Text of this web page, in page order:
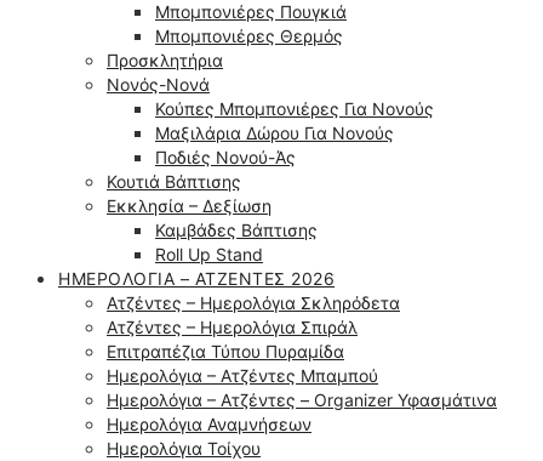
Μπομπονιέρες Πουγκιά
Μπομπονιέρες Θερμός
Προσκλητήρια
Νονός-Νονά
Κούπες Μπομπονιέρες Για Νονούς
Μαξιλάρια Δώρου Για Νονούς
Ποδιές Νονού-Άς
Κουτιά Βάπτισης
Εκκλησία – Δεξίωση
Καμβάδες Βάπτισης
Roll Up Stand
ΗΜΕΡΟΛΌΓΙΑ – ΑΤΖΈΝΤΕΣ 2026
Ατζέντες – Ημερολόγια Σκληρόδετα
Ατζέντες – Ημερολόγια Σπιράλ
Επιτραπέζια Τύπου Πυραμίδα
Ημερολόγια – Ατζέντες Μπαμπού
Ημερολόγια – Ατζέντες – Organizer Υφασμάτινα
Ημερολόγια Αναμνήσεων
Ημερολόγια Τοίχου